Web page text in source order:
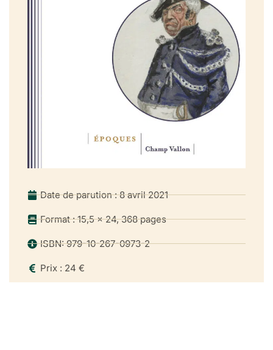
Date de parution : 8 avril 2021
Format : 15,5 x 24, 368 pages
ISBN: 979-10-267-0973-2
Prix : 24 €